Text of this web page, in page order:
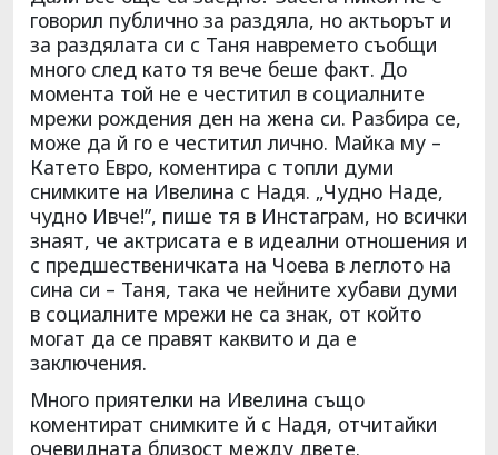
говорил публично за раздяла, но актьорът и
за раздялата си с Таня навремето съобщи
много след като тя вече беше факт. До
момента той не е честитил в социалните
мрежи рождения ден на жена си. Разбира се,
може да й го е честитил лично. Майка му –
Катето Евро, коментира с топли думи
снимките на Ивелина с Надя. „Чудно Наде,
чудно Ивче!”, пише тя в Инстаграм, но всички
знаят, че актрисата е в идеални отношения и
с предшественичката на Чоева в леглото на
сина си – Таня, така че нейните хубави думи
в социалните мрежи не са знак, от който
могат да се правят каквито и да е
заключения.
Много приятелки на Ивелина също
коментират снимките й с Надя, отчитайки
очевидната близост между двете.